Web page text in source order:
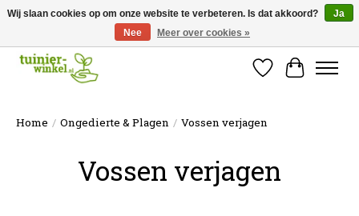
Online tuinartikelen kopen ✓ Online sinds 2007 ✓ Thuiswinkel Waarborg
Verlanglijst
Home / Ongedierte & Plagen / Vossen verjagen
Vossen verjagen
Wij slaan cookies op om onze website te verbeteren. Is dat akkoord?
Ja
Nee
Meer over cookies »